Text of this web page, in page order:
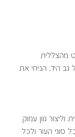
מהצללית
גב היד. הניחי את
גוון עמוק
סוגי העור ולכל